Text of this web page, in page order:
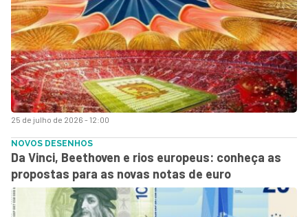
25 de julho de 2026 - 12:00
NOVOS DESENHOS
Da Vinci, Beethoven e rios europeus: conheça as
propostas para as novas notas de euro